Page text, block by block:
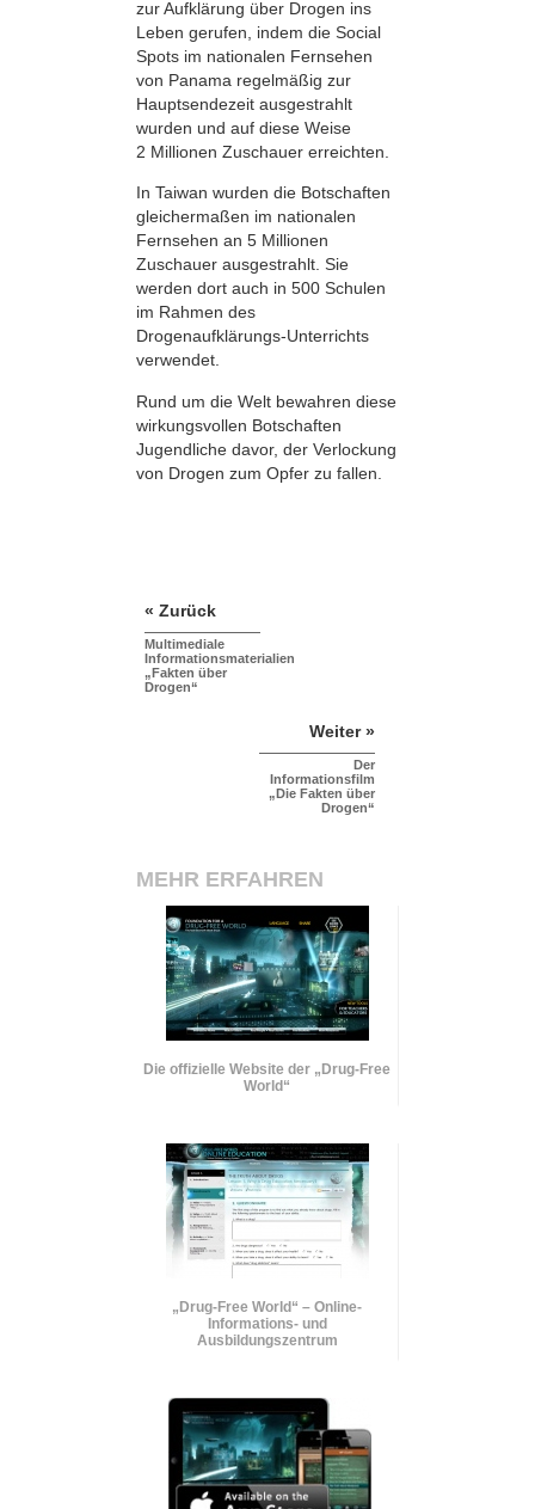
zur Aufklärung über Drogen ins
Leben gerufen, indem die Social
Spots im nationalen Fernsehen
von Panama regelmäßig zur
Hauptsendezeit ausgestrahlt
wurden und auf diese Weise
2 Millionen Zuschauer erreichten.
In Taiwan wurden die Botschaften
gleichermaßen im nationalen
Fernsehen an 5 Millionen
Zuschauer ausgestrahlt. Sie
werden dort auch in 500 Schulen
im Rahmen des
Drogenaufklärungs-Unterrichts
verwendet.
Rund um die Welt bewahren diese
wirkungsvollen Botschaften
Jugendliche davor, der Verlockung
von Drogen zum Opfer zu fallen.
« Zurück
Multimediale
Informationsmaterialien
„Fakten über
Drogen“
Weiter »
Der
Informationsfilm
„Die Fakten über
Drogen“
MEHR ERFAHREN
Die offizielle Website der „Drug-Free
World“
„Drug-Free World“ – Online-
Informations- und
Ausbildungszentrum